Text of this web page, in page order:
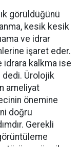
görüldüğünü
kesik kesik
ve idrar
işaret eder.
idrara kalkma ise
dedi. Ürolojik
ameliyat
önemine
doğru
Gerekli